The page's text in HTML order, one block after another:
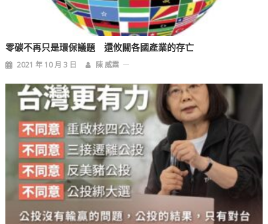
零碳不再只是環保議題 還攸關各國產業的存亡
2021 年 10 月 3 日 陳 威霖